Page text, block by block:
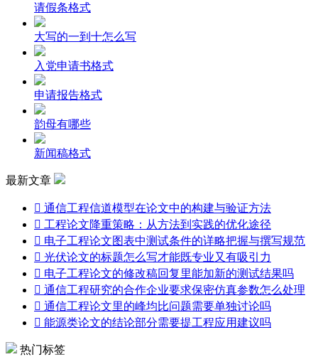
请假条格式
大写的一到十怎么写
入党申请书格式
申请报告格式
韵母有哪些
新闻稿格式
最新文章
 通信工程信道模型在论文中的构建与验证方法
 工程论文降重策略：从方法到实践的优化途径
 电子工程论文图表中测试条件的详略把握与撰写规范
 光伏论文的标题怎么写才能既专业又有吸引力
 电子工程论文的修改稿回复里能加新的测试结果吗
 通信工程研究的合作企业要求保密仿真参数怎么处理
 通信工程论文里的峰均比问题需要单独讨论吗
 能源类论文的结论部分需要提工程应用建议吗
热门标签